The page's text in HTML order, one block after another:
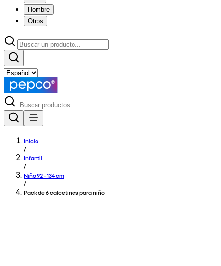
Hombre
Otros
Inicio
/
Infantil
/
Niño 92 - 134 cm
/
Pack de 6 calcetines para niño